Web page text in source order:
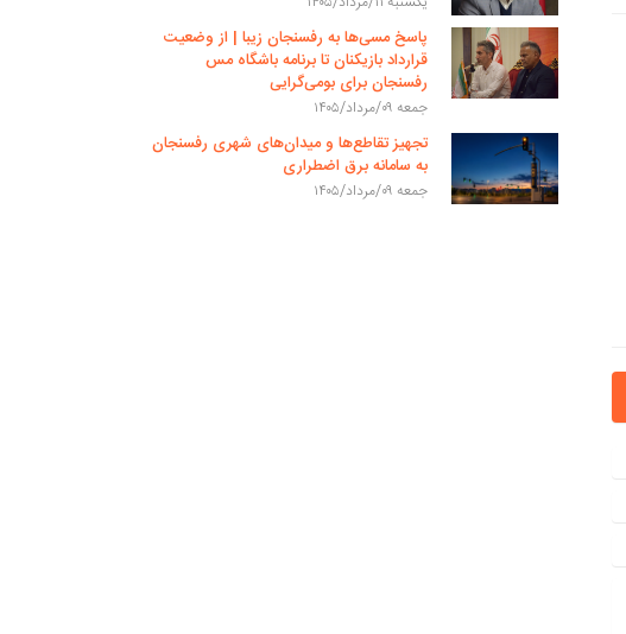
پاسخ مسی‌ها به رفسنجان زیبا | از وضعیت
قرارداد بازیکنان تا برنامه باشگاه مس
رفسنجان برای بومی‌گرایی
جمعه ۰۹/مرداد/۱۴۰۵
تجهیز تقاطع‌ها و میدان‌های شهری رفسنجان
به سامانه برق اضطراری
جمعه ۰۹/مرداد/۱۴۰۵